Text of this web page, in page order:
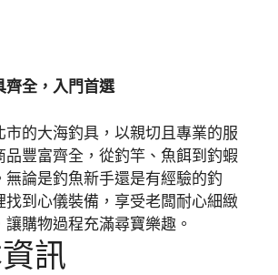
齊全，入門首選
市的大海釣具，以親切且專業的服
品豐富齊全，從釣竿、魚餌到釣蝦
無論是釣魚新手還是有經驗的釣
找到心儀裝備，享受老闆耐心細緻
購物過程充滿尋寶樂趣。
訊